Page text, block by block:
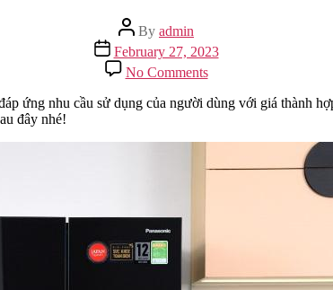
Post
author
By admin
Post
date
February 27, 2023
No Commentson
Tổng
Hợp
Mẫu
ứng nhu cầu sử dụng của người dùng với giá thành
đây nhé!